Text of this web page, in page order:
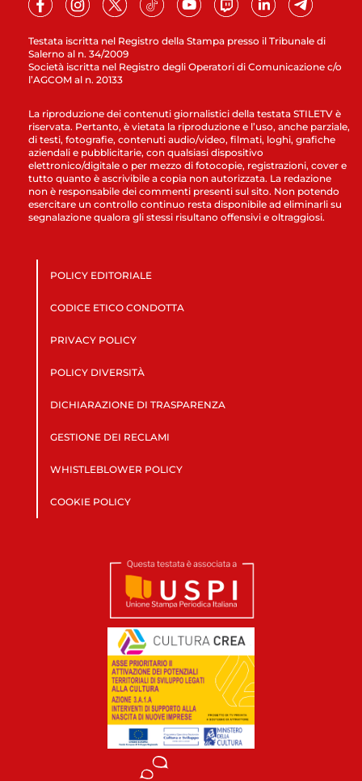
Testata iscritta nel Registro della Stampa presso il Tribunale di
Salerno al n. 34/2009
Società iscritta nel Registro degli Operatori di Comunicazione c/o
l’AGCOM al n. 20133
La riproduzione dei contenuti giornalistici della testata STILETV è
riservata. Pertanto, è vietata la riproduzione e l’uso, anche parziale,
di testi, fotografie, contenuti audio/video, filmati, loghi, grafiche
aziendali e pubblicitarie, con qualsiasi dispositivo
elettronico/digitale o per mezzo di fotocopie, registrazioni, cover e
tutto quanto è ascrivibile a copia non autorizzata. La redazione
non è responsabile dei commenti presenti sul sito. Non potendo
esercitare un controllo continuo resta disponibile ad eliminarli su
segnalazione qualora gli stessi risultano offensivi e oltraggiosi.
POLICY EDITORIALE
CODICE ETICO CONDOTTA
PRIVACY POLICY
POLICY DIVERSITÀ
DICHIARAZIONE DI TRASPARENZA
GESTIONE DEI RECLAMI
WHISTLEBLOWER POLICY
COOKIE POLICY